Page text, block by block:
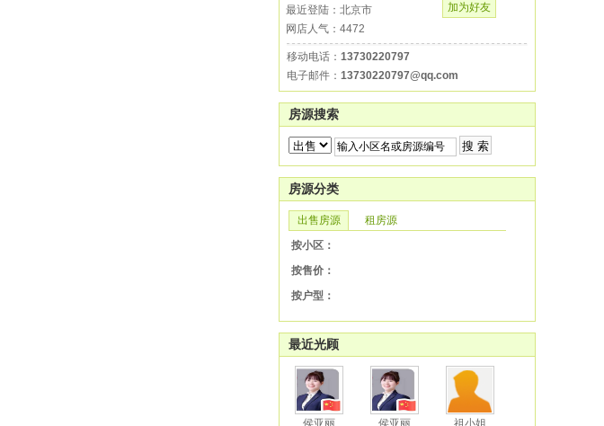
加为好友
最近登陆：北京市
网店人气：4472
移动电话：13730220797
电子邮件：13730220797@qq.com
房源搜索
房源分类
出售房源
租房源
按小区：
按售价：
按户型：
最近光顾
侯亚丽 侯亚丽 祖小姐